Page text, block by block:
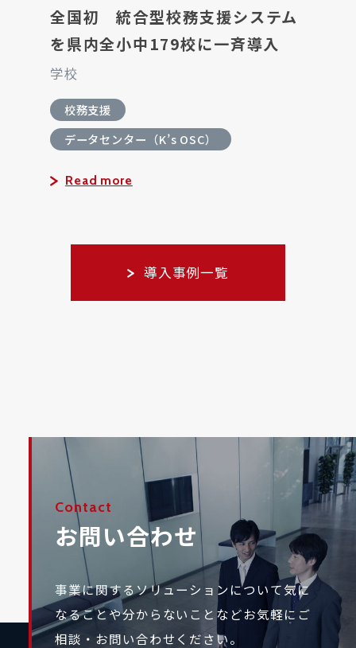
全国初 統合型校務支援システム
を県内全小中179校に一斉導入
学校
校務支援
データセンター（K’s OSC）
Read more
導入事例一覧
Contact
お問い合わせ
事業に関するソリューションについて気に
なることや分からないことなどお気軽にご
相談・お問い合わせください。